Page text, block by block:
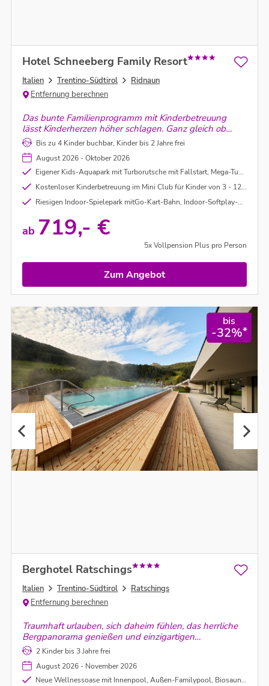
Hotel Schneeberg Family Resort
Italien Trentino-Südtirol
Ridnaun
Entfernung berechnen
Das bunte Familienprogramm mit Kinderbetreuung
lässt Kinderherzen höher schlagen. Ganz gleich ob
entspannender Wellnessurlaub, Wanderurlaub in
traumhafter Natur oder Urlaub mit der Familie.
Bis zu 4 Kinder buchbar, Kinder bis 2 Jahre frei
August 2026 - Oktober 2026
Eigener Kids-Aquapark mit Turborutsche mit Fallstart, Mega-Tunnelrutsche mit Infinity Jump, Zwei Babybecken und Wasserburg, Lazy River mit Relaxgrotte, Familien- und Kindersaunas sowie Zwergen-Land mit Picknickzone
Kostenloser Kinderbetreuung im Mini Club für Kinder von 3 - 12 Jahren
Riesigen Indoor-Spielepark mitGo-Kart-Bahn, Indoor-Softplay-Anlage mit Kletterlabyrinth, Rutschen, zwei Bällebädern, Kino, Tischfußball, Tischtennis, Billard & Air Hockey Tisch (teilweise gegen Gebühr) sowie Videospielautomaten
ab 719,- €
5x Vollpension Plus pro Person
Zum Angebot
bis
-32%*
Berghotel Ratschings
Italien Trentino-Südtirol
Ratschings
Entfernung berechnen
Traumhaft urlauben, sich daheim fühlen, das herrliche
Bergpanorama genießen und einzigartigen
Wohlfühlgenuss erleben.
2 Kinder bis 3 Jahre frei
August 2026 - November 2026
Neue Wellnessoase mit Innenpool, Außen-Familypool, Biosauna, Dampfsauna und Eventsauna